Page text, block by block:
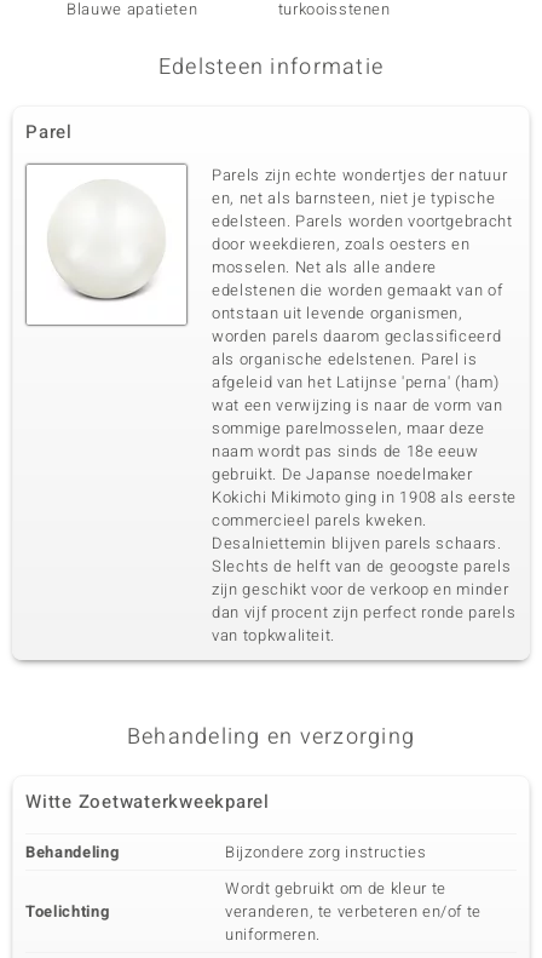
Blauwe apatieten turkooisstenen
Edelsteen informatie
Parel
Parels zijn echte wondertjes der natuur
en, net als barnsteen, niet je typische
edelsteen. Parels worden voortgebracht
door weekdieren, zoals oesters en
mosselen. Net als alle andere
edelstenen die worden gemaakt van of
ontstaan uit levende organismen,
worden parels daarom geclassificeerd
als organische edelstenen. Parel is
afgeleid van het Latijnse 'perna' (ham)
wat een verwijzing is naar de vorm van
sommige parelmosselen, maar deze
naam wordt pas sinds de 18e eeuw
gebruikt. De Japanse noedelmaker
Kokichi Mikimoto ging in 1908 als eerste
commercieel parels kweken.
Desalniettemin blijven parels schaars.
Slechts de helft van de geoogste parels
zijn geschikt voor de verkoop en minder
dan vijf procent zijn perfect ronde parels
van topkwaliteit.
Behandeling en verzorging
Witte Zoetwaterkweekparel
Behandeling Bijzondere zorg instructies
Toelichting
Wordt gebruikt om de kleur te
veranderen, te verbeteren en/of te
uniformeren.